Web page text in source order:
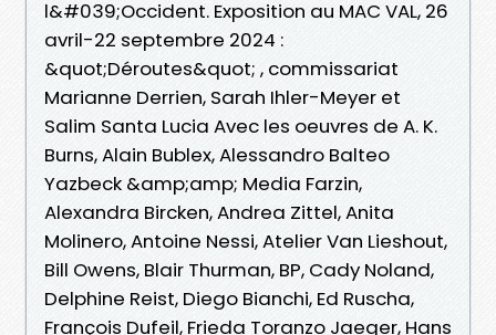
l&#039;Occident. Exposition au MAC VAL, 26
avril-22 septembre 2024 :
&quot;Déroutes&quot; , commissariat
Marianne Derrien, Sarah Ihler-Meyer et
Salim Santa Lucia Avec les oeuvres de A. K.
Burns, Alain Bublex, Alessandro Balteo
Yazbeck &amp;amp; Media Farzin,
Alexandra Bircken, Andrea Zittel, Anita
Molinero, Antoine Nessi, Atelier Van Lieshout,
Bill Owens, Blair Thurman, BP, Cady Noland,
Delphine Reist, Diego Bianchi, Ed Ruscha,
François Dufeil, Frieda Toranzo Jaeger, Hans